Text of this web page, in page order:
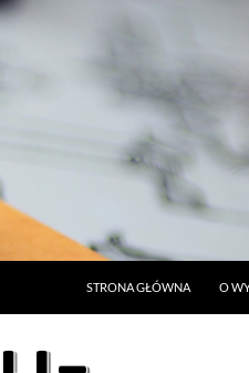
STRONA GŁÓWNA O